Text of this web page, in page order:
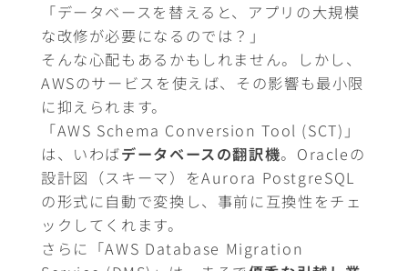
「データベースを替えると、アプリの大規模
な改修が必要になるのでは？」
そんな心配もあるかもしれません。しかし、
AWSのサービスを使えば、その影響も最小限
に抑えられます。
「AWS Schema Conversion Tool (SCT)」
は、いわばデータベースの翻訳機。Oracleの
設計図（スキーマ）をAurora PostgreSQL
の形式に自動で変換し、事前に互換性をチェ
ックしてくれます。
さらに「AWS Database Migration